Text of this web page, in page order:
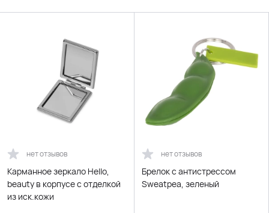
нет отзывов
Карманное зеркало Hello,
beauty в корпусе с отделкой
из иск.кожи
нет отзывов
Брелок с антистрессом
Sweatpea, зеленый